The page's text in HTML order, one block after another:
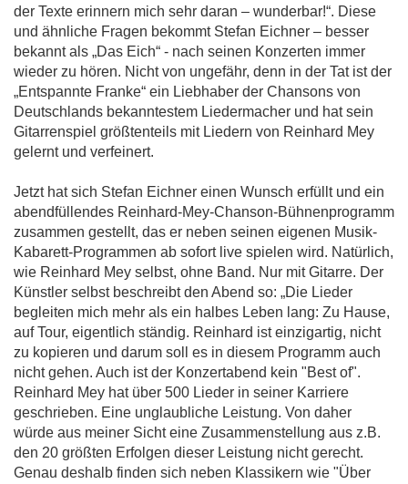
der Texte erinnern mich sehr daran – wunderbar!“. Diese
und ähnliche Fragen bekommt Stefan Eichner – besser
bekannt als „Das Eich“ - nach seinen Konzerten immer
wieder zu hören. Nicht von ungefähr, denn in der Tat ist der
„Entspannte Franke“ ein Liebhaber der Chansons von
Deutschlands bekanntestem Liedermacher und hat sein
Gitarrenspiel größtenteils mit Liedern von Reinhard Mey
gelernt und verfeinert.
Jetzt hat sich Stefan Eichner einen Wunsch erfüllt und ein
abendfüllendes Reinhard-Mey-Chanson-Bühnenprogramm
zusammen gestellt, das er neben seinen eigenen Musik-
Kabarett-Programmen ab sofort live spielen wird. Natürlich,
wie Reinhard Mey selbst, ohne Band. Nur mit Gitarre. Der
Künstler selbst beschreibt den Abend so: „Die Lieder
begleiten mich mehr als ein halbes Leben lang: Zu Hause,
auf Tour, eigentlich ständig. Reinhard ist einzigartig, nicht
zu kopieren und darum soll es in diesem Programm auch
nicht gehen. Auch ist der Konzertabend kein "Best of".
Reinhard Mey hat über 500 Lieder in seiner Karriere
geschrieben. Eine unglaubliche Leistung. Von daher
würde aus meiner Sicht eine Zusammenstellung aus z.B.
den 20 größten Erfolgen dieser Leistung nicht gerecht.
Genau deshalb finden sich neben Klassikern wie "Über